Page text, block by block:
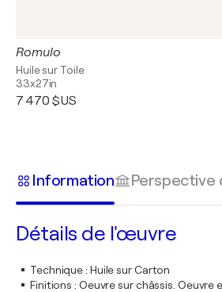
Romulo
Huile sur Toile
33x27in
7 470 $US
Information Perspective
Détails de l'œuvre
Technique: Huile sur Carton
Finitions : Oeuvre sur châssis. Oeuvre